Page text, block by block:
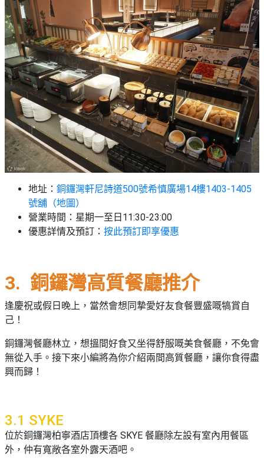
地址： 銅鑼灣軒尼詩道500號希慎廣場14樓1403-1405
號舖（地圖）
營業時間：星期一至日11:30-23:00
優惠詳情及預訂： 按此預訂即享優惠
3. 銅鑼灣高質餐廳推介
逢慶祝或假日晚上，當然會想同摯愛好友食餐豐盛嘅犒賞自
己！
銅鑼灣餐廳林立，想搵間好食又坐得舒服嘅美食餐廳，不免會
無從入手。接下來小編將為你介紹兩間高質餐廳，讓你食得盡
興而歸！
3.1 SYKE
位於銅鑼灣柏寧酒店頂樓各 SKYE 餐廳除左設有室內用餐區
外，仲有寬敞各室外露天酒吧。